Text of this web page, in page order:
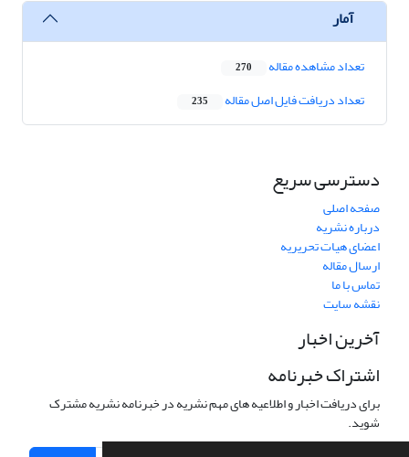
آمار
تعداد مشاهده مقاله 270
تعداد دریافت فایل اصل مقاله 235
دسترسی سریع
صفحه اصلی
درباره نشریه
اعضای هیات تحریریه
ارسال مقاله
تماس با ما
نقشه سایت
آخرین اخبار
اشتراک خبرنامه
برای دریافت اخبار و اطلاعیه های مهم نشریه در خبرنامه نشریه مشترک
شوید.